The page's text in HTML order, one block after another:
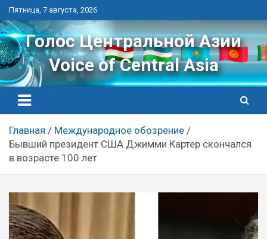
Перейти
к
контенту
Пятница, 7 августа, 2026
Голос Центральной Азии
Voice of Central Asia
Главная
Международное обозрение
Бывший президент США Джимми Картер скончался
в возрасте 100 лет